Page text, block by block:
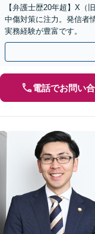
【弁護士歴20年超】X（
中傷対策に注力。発信者
実務経験が豊富です。
電話でお問い